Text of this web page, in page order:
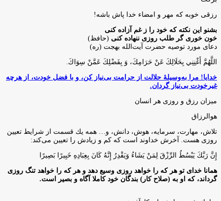
رزقی خوبه كه مهر و امضاء خدا پاش باشه!
بشنو این نکته که خود را ز غم آزاده کنی
خون خوری گر طلب روزی ننهاده کنی (حافظ)
دعای مورد توصیه حضرت آیت‌الله بهجت (ره)
اللَّهُمَّ أَغْنِنِي بِحَلَالِكَ عَنْ حَرَامِكَ، وَ بِفَضْلِكَ عَمَّنْ سِوَاكَ‏.
خدایا! مرا به‌وسیلۀ حلالت از حرامت بی‌نیاز کن، و با فضل خودت، از هرچه
غیرخودت بی‌نیاز گردان.
میزان رزق و روزی هر انسان
هوالرزاق
تلاش، مهارت، سرمايه، هوش، دانش، و… همه يك قسمت از شرايط تعيين
روزى هست. آخرش خداوند است كه كم و زيادش را تعيين مى‌كند:
إِنَّ رَبَّكَ يَبْسُطُ الرِّزْقَ لِمَنْ يَشَاءُ وَيَقْدِرُ إِنَّهُ كَانَ بِعِبَادِهِ خَبِيرًا بَصِيرًا
همانا خدای تو هر که را خواهد روزی وسیع دهد و هر که را خواهد تنگ روزی
گرداند، که او به (صلاح کار) بندگان خود کاملا آگاه و بصیر است.